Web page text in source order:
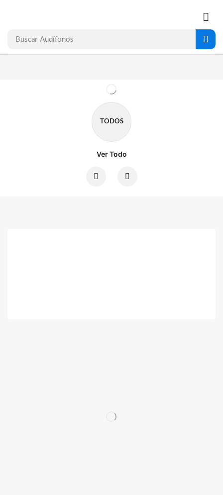
Buscar Audífonos
TODOS
Ver Todo